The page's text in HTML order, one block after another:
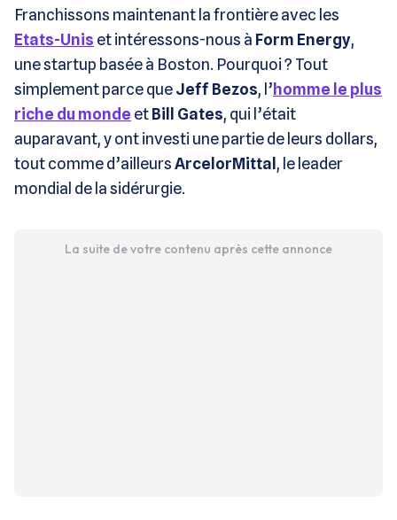
Franchissons maintenant la frontière avec les
Etats-Unis et intéressons-nous à Form Energy,
une startup basée à Boston. Pourquoi ? Tout
simplement parce queJeff Bezos, l’homme le plus
riche du monde etBill Gates, qui l’était
auparavant, y ont investi une partie de leurs dollars,
tout comme d’ailleursArcelorMittal, le leader
mondial de la sidérurgie.
La suite de votre contenu après cette annonce